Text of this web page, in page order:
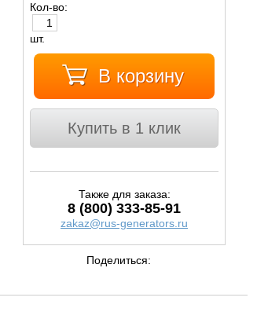
Кол-во:
шт.
В корзину
Купить в 1 клик
Также для заказа:
8 (800) 333-85-91
zakaz@rus-generators.ru
Поделиться: